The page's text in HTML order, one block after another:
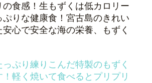
の食感！生もずくは低カロリー
ぷりな健康食！宮古島のきれい
心で安全な海の栄養、もずく
ぷり練りこんだ特製のもずく
！軽く焼いて食べるとプリプリ